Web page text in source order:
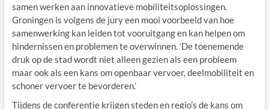
samen werken aan innovatieve mobiliteitsoplossingen.
Groningen is volgens de jury een mooi voorbeeld van hoe
samenwerking kan leiden tot vooruitgang en kan helpen om
hindernissen en problemen te overwinnen. ‘De toenemende
druk op de stad wordt niet alleen gezien als een probleem
maar ook als een kans om openbaar vervoer, deelmobiliteit en
schoner vervoer te bevorderen.’
Tijdens de conferentie krijgen steden en regio’s de kans om